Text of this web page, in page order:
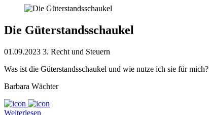
Die Güterstandsschaukel
01.09.2023 3. Recht und Steuern
Was ist die Güterstandsschaukel und wie nutze ich sie für mich?
Barbara Wächter
Weiterlesen